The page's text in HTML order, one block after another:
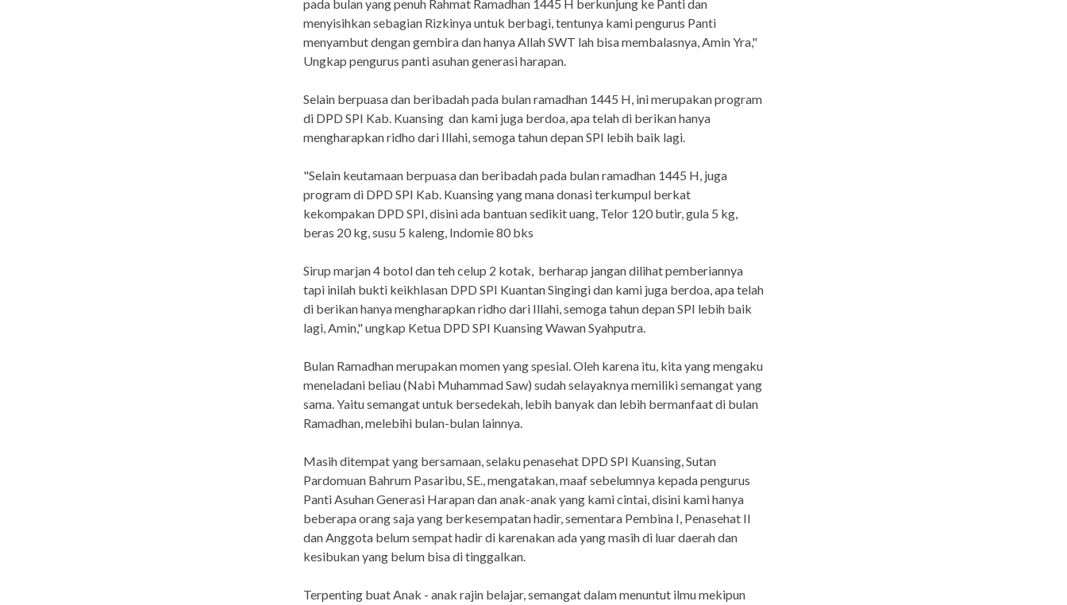
pada bulan yang penuh Rahmat Ramadhan 1445 H berkunjung ke Panti dan
menyisihkan sebagian Rizkinya untuk berbagi, tentunya kami pengurus Panti
menyambut dengan gembira dan hanya Allah SWT lah bisa membalasnya, Amin Yra,"
Ungkap pengurus panti asuhan generasi harapan.
Selain berpuasa dan beribadah pada bulan ramadhan 1445 H, ini merupakan program
di DPD SPI Kab. Kuansing dan kami juga berdoa, apa telah di berikan hanya
mengharapkan ridho dari Illahi, semoga tahun depan SPI lebih baik lagi.
"Selain keutamaan berpuasa dan beribadah pada bulan ramadhan 1445 H, juga
program di DPD SPI Kab. Kuansing yang mana donasi terkumpul berkat
kekompakan DPD SPI, disini ada bantuan sedikit uang, Telor 120 butir, gula 5 kg,
beras 20 kg, susu 5 kaleng, Indomie 80 bks
Sirup marjan 4 botol dan teh celup 2 kotak, berharap jangan dilihat pemberiannya
tapi inilah bukti keikhlasan DPD SPI Kuantan Singingi dan kami juga berdoa, apa telah
di berikan hanya mengharapkan ridho dari Illahi, semoga tahun depan SPI lebih baik
lagi, Amin," ungkap Ketua DPD SPI Kuansing Wawan Syahputra.
Bulan Ramadhan merupakan momen yang spesial. Oleh karena itu, kita yang mengaku
meneladani beliau (Nabi Muhammad Saw) sudah selayaknya memiliki semangat yang
sama. Yaitu semangat untuk bersedekah, lebih banyak dan lebih bermanfaat di bulan
Ramadhan, melebihi bulan-bulan lainnya.
Masih ditempat yang bersamaan, selaku penasehat DPD SPI Kuansing, Sutan
Pardomuan Bahrum Pasaribu, SE., mengatakan, maaf sebelumnya kepada pengurus
Panti Asuhan Generasi Harapan dan anak-anak yang kami cintai, disini kami hanya
beberapa orang saja yang berkesempatan hadir, sementara Pembina I, Penasehat II
dan Anggota belum sempat hadir di karenakan ada yang masih di luar daerah dan
kesibukan yang belum bisa di tinggalkan.
Terpenting buat Anak - anak rajin belajar, semangat dalam menuntut ilmu mekipun